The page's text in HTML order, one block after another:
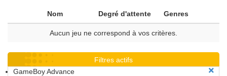
Nom Degré d'attente Genres
Aucun jeu ne correspond à vos critères.
Filtres actifs
GameBoy Advance